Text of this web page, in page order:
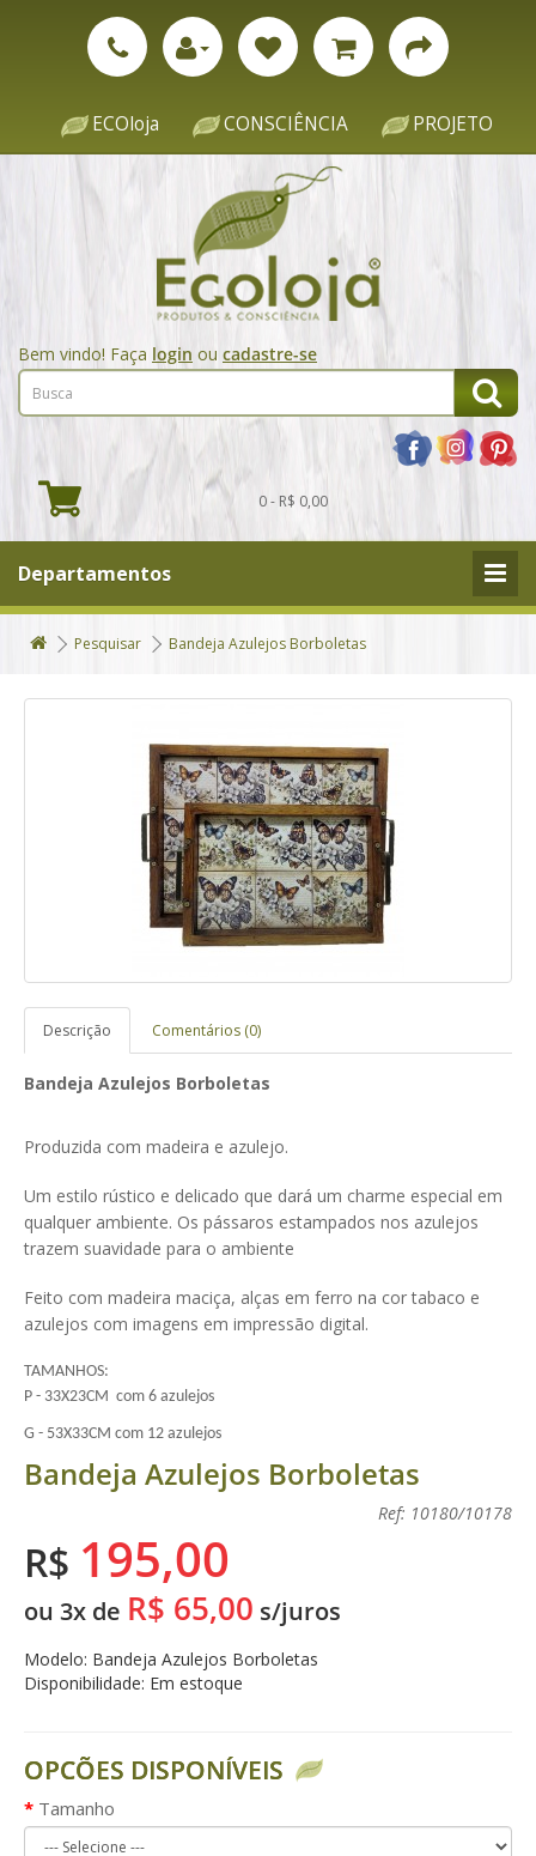
ECOloja CONSCIÊNCIA PROJETO
Bem vindo! Faça login ou cadastre-se
0 - R$ 0,00
Departamentos
Pesquisar Bandeja Azulejos Borboletas
Descrição Comentários (0)
Bandeja Azulejos Borboletas
Produzida com madeira e azulejo.
Um estilo rústico e delicado que dará um charme especial em
qualquer ambiente. Os pássaros estampados nos azulejos
trazem suavidade para o ambiente
Feito com madeira maciça, alças em ferro na cor tabaco e
azulejos com imagens em impressão digital.
TAMANHOS:
P - 33X23CM com 6 azulejos
G - 53X33CM com 12 azulejos
Bandeja Azulejos Borboletas
Ref: 10180/10178
R$ 195,00
ou 3x de R$ 65,00 s/juros
Modelo: Bandeja Azulejos Borboletas
Disponibilidade: Em estoque
OPCÕES DISPONÍVEIS
Tamanho